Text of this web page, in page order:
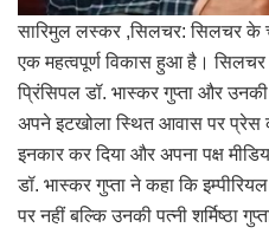
सारिमुल लस्कर ,सिलचर: सिलचर के
एक महत्वपूर्ण विकास हुआ है।
प्रिंसिपल डॉ. भास्कर गुप्ता और उनकी
अपने इटखोला स्थित आवास पर
इनकार कर दिया और अपना पक्ष
डॉ. भास्कर गुप्ता ने कहा कि
पर नहीं बल्कि उनकी पत्नी शर्मिष्ठा